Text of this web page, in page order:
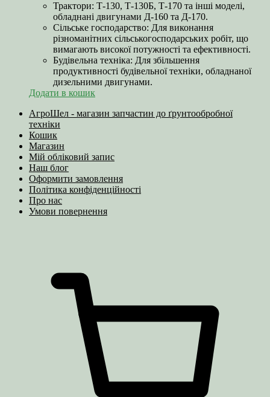
Трактори: Т-130, Т-130Б, Т-170 та інші моделі,
обладнані двигунами Д-160 та Д-170.
Сільське господарство: Для виконання
різноманітних сільськогосподарських робіт, що
вимагають високої потужності та ефективності.
Будівельна техніка: Для збільшення
продуктивності будівельної техніки, обладнаної
дизельними двигунами.
Додати в кошик
АгроШел - магазин запчастин до ґрунтообробної
техніки
Кошик
Магазин
Мій обліковий запис
Наш блог
Оформити замовлення
Політика конфіденційності
Про нас
Умови повернення